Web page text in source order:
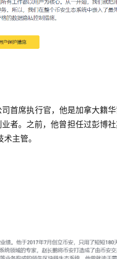
首席执行官，他是加拿大籍
者。之前，他曾担任过彭博
主管。